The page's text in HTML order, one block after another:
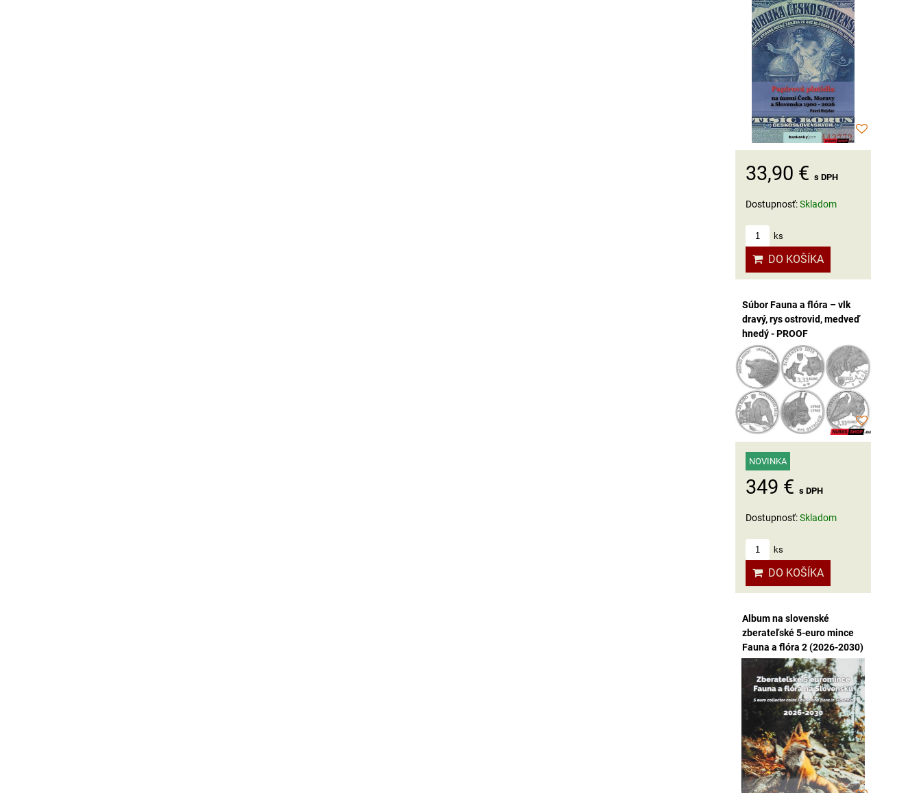
33,90 € s DPH
Dostupnosť:Skladom
ks
DO KOŠÍKA
Súbor Fauna a flóra – vlk
dravý, rys ostrovid, medveď
hnedý - PROOF
NOVINKA
349 € s DPH
Dostupnosť:Skladom
ks
DO KOŠÍKA
Album na slovenské
zberateľské 5-euro mince
Fauna a flóra 2 (2026-2030)